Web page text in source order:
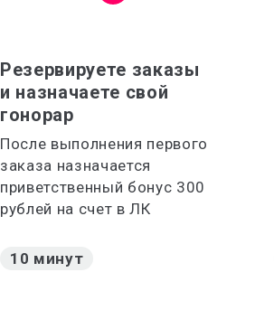
Резервируете заказы
и назначаете свой
гонорар
После выполнения первого
заказа назначается
приветственный бонус 300
рублей на счет в ЛК
10 минут